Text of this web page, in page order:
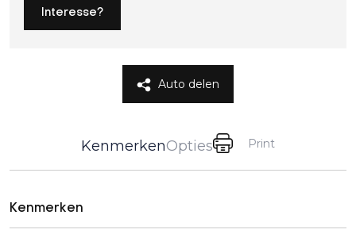
Interesse?
Auto delen
KenmerkenOpties Print
Kenmerken